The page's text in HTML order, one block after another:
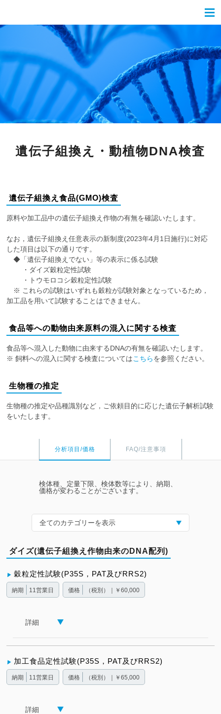
遺伝子組換え・動植物DNA検査
遺伝子組換え食品(GMO)検査
原料や加工品中の遺伝子組換え作物の有無を確認いたします。
なお，遺伝子組換え任意表示の新制度(2023年4月1日施行)に対応
した項目は以下の通りです。
◆「遺伝子組換えでない」等の表示に係る試験
・ダイズ穀粒定性試験
・トウモロコシ穀粒定性試験
※ これらの試験はいずれも穀粒が試験対象となっているため，
加工品を用いて試験すること はできません。
食品等への動物由来原料の混入に関する検査
食品等へ混入した動物に由来するDNAの有無を確認いたします。
※ 飼料への混入に関する検査についてはこちらを参照ください。
生物種の推定
生物種の推定や品種識別など，ご依頼目的に応じた遺伝子解析試験
をいたします。
分析項目/価格 FAQ/注意事項
検体種、定量下限、検体数等により、納期、
価格が変わることがございます。
全てのカテゴリーを表示
ダイズ(遺伝子組換え作物由来のDNA配列)
穀粒定性試験(P35S，PAT及びRRS2)
納期 11営業日 価格 （税別）｜￥60,000
詳細
加工食品定性試験(P35S，PAT及びRRS2)
納期 11営業日 価格 （税別）｜￥65,000
詳細